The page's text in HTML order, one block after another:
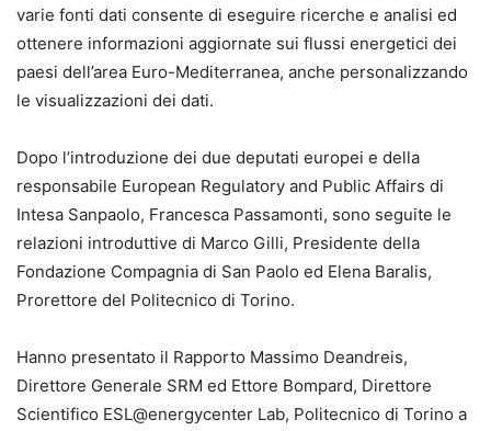
varie fonti dati consente di eseguire ricerche e analisi ed
ottenere informazioni aggiornate sui flussi energetici dei
paesi dell’area Euro-Mediterranea, anche personalizzando
le visualizzazioni dei dati.
Dopo l’introduzione dei due deputati europei e della
responsabile European Regulatory and Public Affairs di
Intesa Sanpaolo, Francesca Passamonti, sono seguite le
relazioni introduttive di Marco Gilli, Presidente della
Fondazione Compagnia di San Paolo ed Elena Baralis,
Prorettore del Politecnico di Torino.
Hanno presentato il Rapporto Massimo Deandreis,
Direttore Generale SRM ed Ettore Bompard, Direttore
Scientifico ESL@energycenter Lab, Politecnico di Torino a